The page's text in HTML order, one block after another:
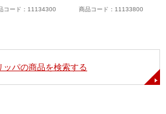
コード：11134300 商品コード：11133800
ッパの商品を検索する